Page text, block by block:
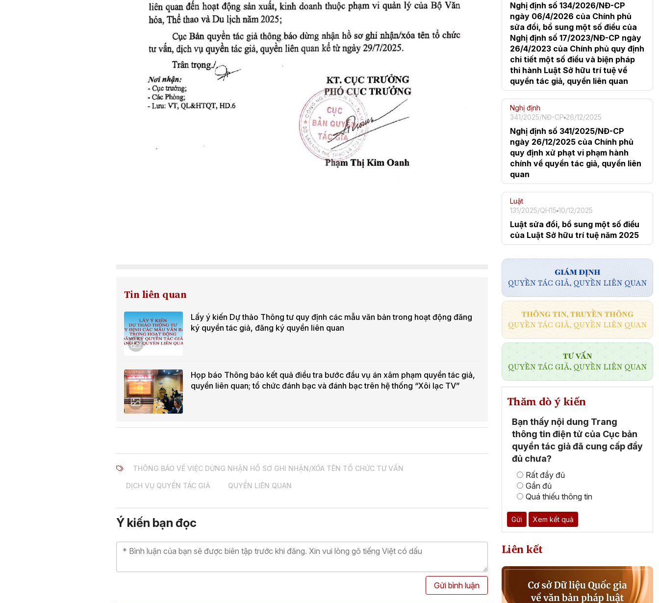
Tin liên quan
Lấy ý kiến Dự thảo Thông tư quy định các mẫu văn bản trong hoạt động đăng
ký quyền tác giả, đăng ký quyền liên quan
Họp báo Thông báo kết quả điều tra bước đầu vụ án xâm phạm quyền tác giả,
quyền liên quan; tổ chức đánh bạc và đánh bạc trên hệ thống “Xôi lạc TV”
THÔNG BÁO VỀ VIỆC DỪNG NHẬN HỒ SƠ GHI NHẬN/XÓA TÊN TỔ CHỨC TƯ VẤN
DỊCH VỤ QUYỀN TÁC GIẢ QUYỀN LIÊN QUAN
Ý kiến bạn đọc
Gửi bình luận
Nghị định số 134/2026/NĐ-CP
ngày 06/4/2026 của Chính phủ
sửa đổi, bổ sung một số điều của
Nghị định số 17/2023/NĐ-CP ngày
26/4/2023 của Chính phủ quy định
chi tiết một số điều và biện pháp
thi hành Luật Sở hữu trí tuệ về
quyền tác giả, quyền liên quan
Nghị định
341/2025/NĐ-CP 26/12/2025
Nghị định số 341/2025/NĐ-CP
ngày 26/12/2025 của Chính phủ
quy định xử phạt vi phạm hành
chính về quyền tác giả, quyền liên
quan
Luật
131/2025/QH15 10/12/2025
Luật sửa đổi, bổ sung một số điều
của Luật Sở hữu trí tuệ năm 2025
Thăm dò ý kiến
Bạn thấy nội dung Trang
thông tin điện tử của Cục bản
quyền tác giả đã cung cấp đầy
đủ chưa?
Rất đầy đủ
Gần đủ
Quá thiếu thông tin
Gửi Xem kết quả
Liên kết